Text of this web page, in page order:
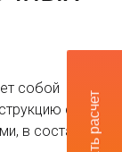
собой
с
в составе